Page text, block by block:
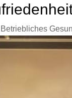
Betriebliches